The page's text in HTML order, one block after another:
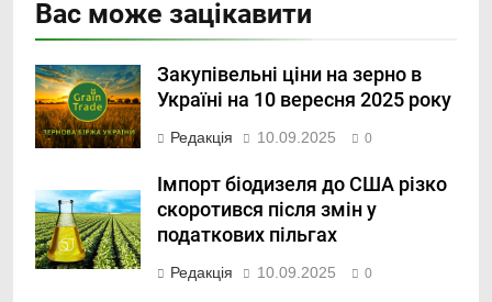
Вас може зацікавити
Закупівельні ціни на зерно в
Україні на 10 вересня 2025 року
Редакція 10.09.2025 0
Імпорт біодизеля до США різко
скоротився після змін у
податкових пільгах
Редакція 10.09.2025 0